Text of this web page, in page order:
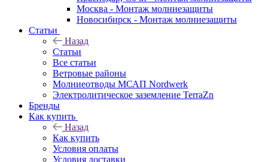
Москва - Монтаж молниезащиты
Новосибирск - Монтаж молниезащиты
Статьи
Назад
Статьи
Все статьи
Ветровые районы
Молниеотводы МСАП Nordwerk
Электролитическое заземление TerraZn
Бренды
Как купить
Назад
Как купить
Условия оплаты
Условия доставки